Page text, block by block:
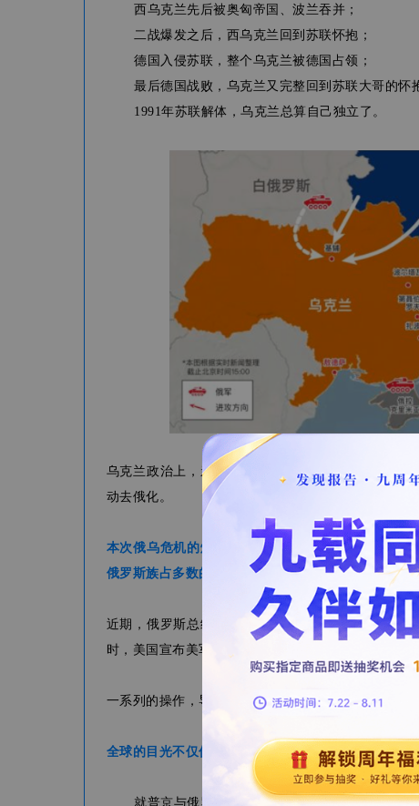
西乌克兰先后被奥匈帝国、波兰吞并；
二战爆发之后，西乌克兰回到苏联怀抱；
德国入侵苏联，整个乌克兰被德国占领；
最后德国战败，乌克兰又完整回到苏联大哥的怀
1991年苏联解体，乌克兰总算自己独立了。
乌克兰政治上，亲西方与亲俄势力反复争夺政权，
动去俄化。
本次俄乌危机的爆发的原因，我们可以追溯到2014
俄罗斯族占多数的东乌克兰的顿涅茨克和卢甘斯克地
近期，俄罗斯总统普京宣布承认顿涅茨克人民共和
时，美国宣布美军防御准备状态已升至3级(与古巴导
一系列的操作，导致战火升级，全球动荡。
全球的目光不仅仅是俄罗斯是个超级大国，更是各方
就普京与俄罗斯而言：强硬声明背后，实际仅是